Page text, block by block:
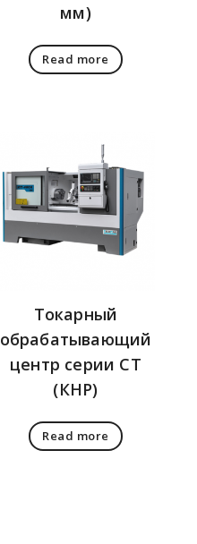
мм)
Read more
Токарный
обрабатывающий
центр серии CT
(КНР)
Read more